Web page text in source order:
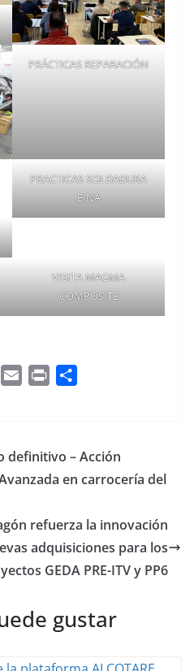
PRÁCTICAS REPARACIÓN
PRACTICAS SOLDADURA
EINA
VISITA MAGMA
COMPOSITE
l
t
a
r
i
r
definitivo – Acción
en carrocería del
refuerza la innovación
adquisiciones para los
GEDA PRE-ITV y PP6
gustar